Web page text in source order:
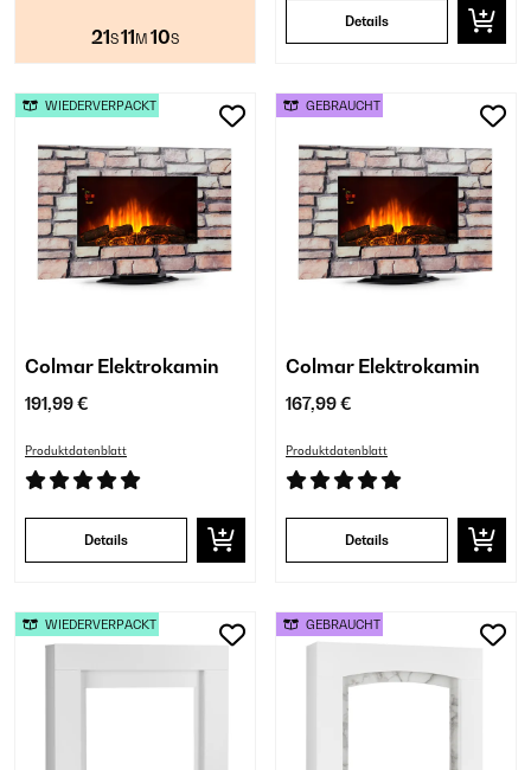
21S11 M 10S
Details
Colmar Elektrokamin
191,99 €
Produktdatenblatt
Details
WIEDERVERPACKT
Colmar Elektrokamin
167,99 €
Produktdatenblatt
Details
GEBRAUCHT
WIEDERVERPACKT GEBRAUCHT